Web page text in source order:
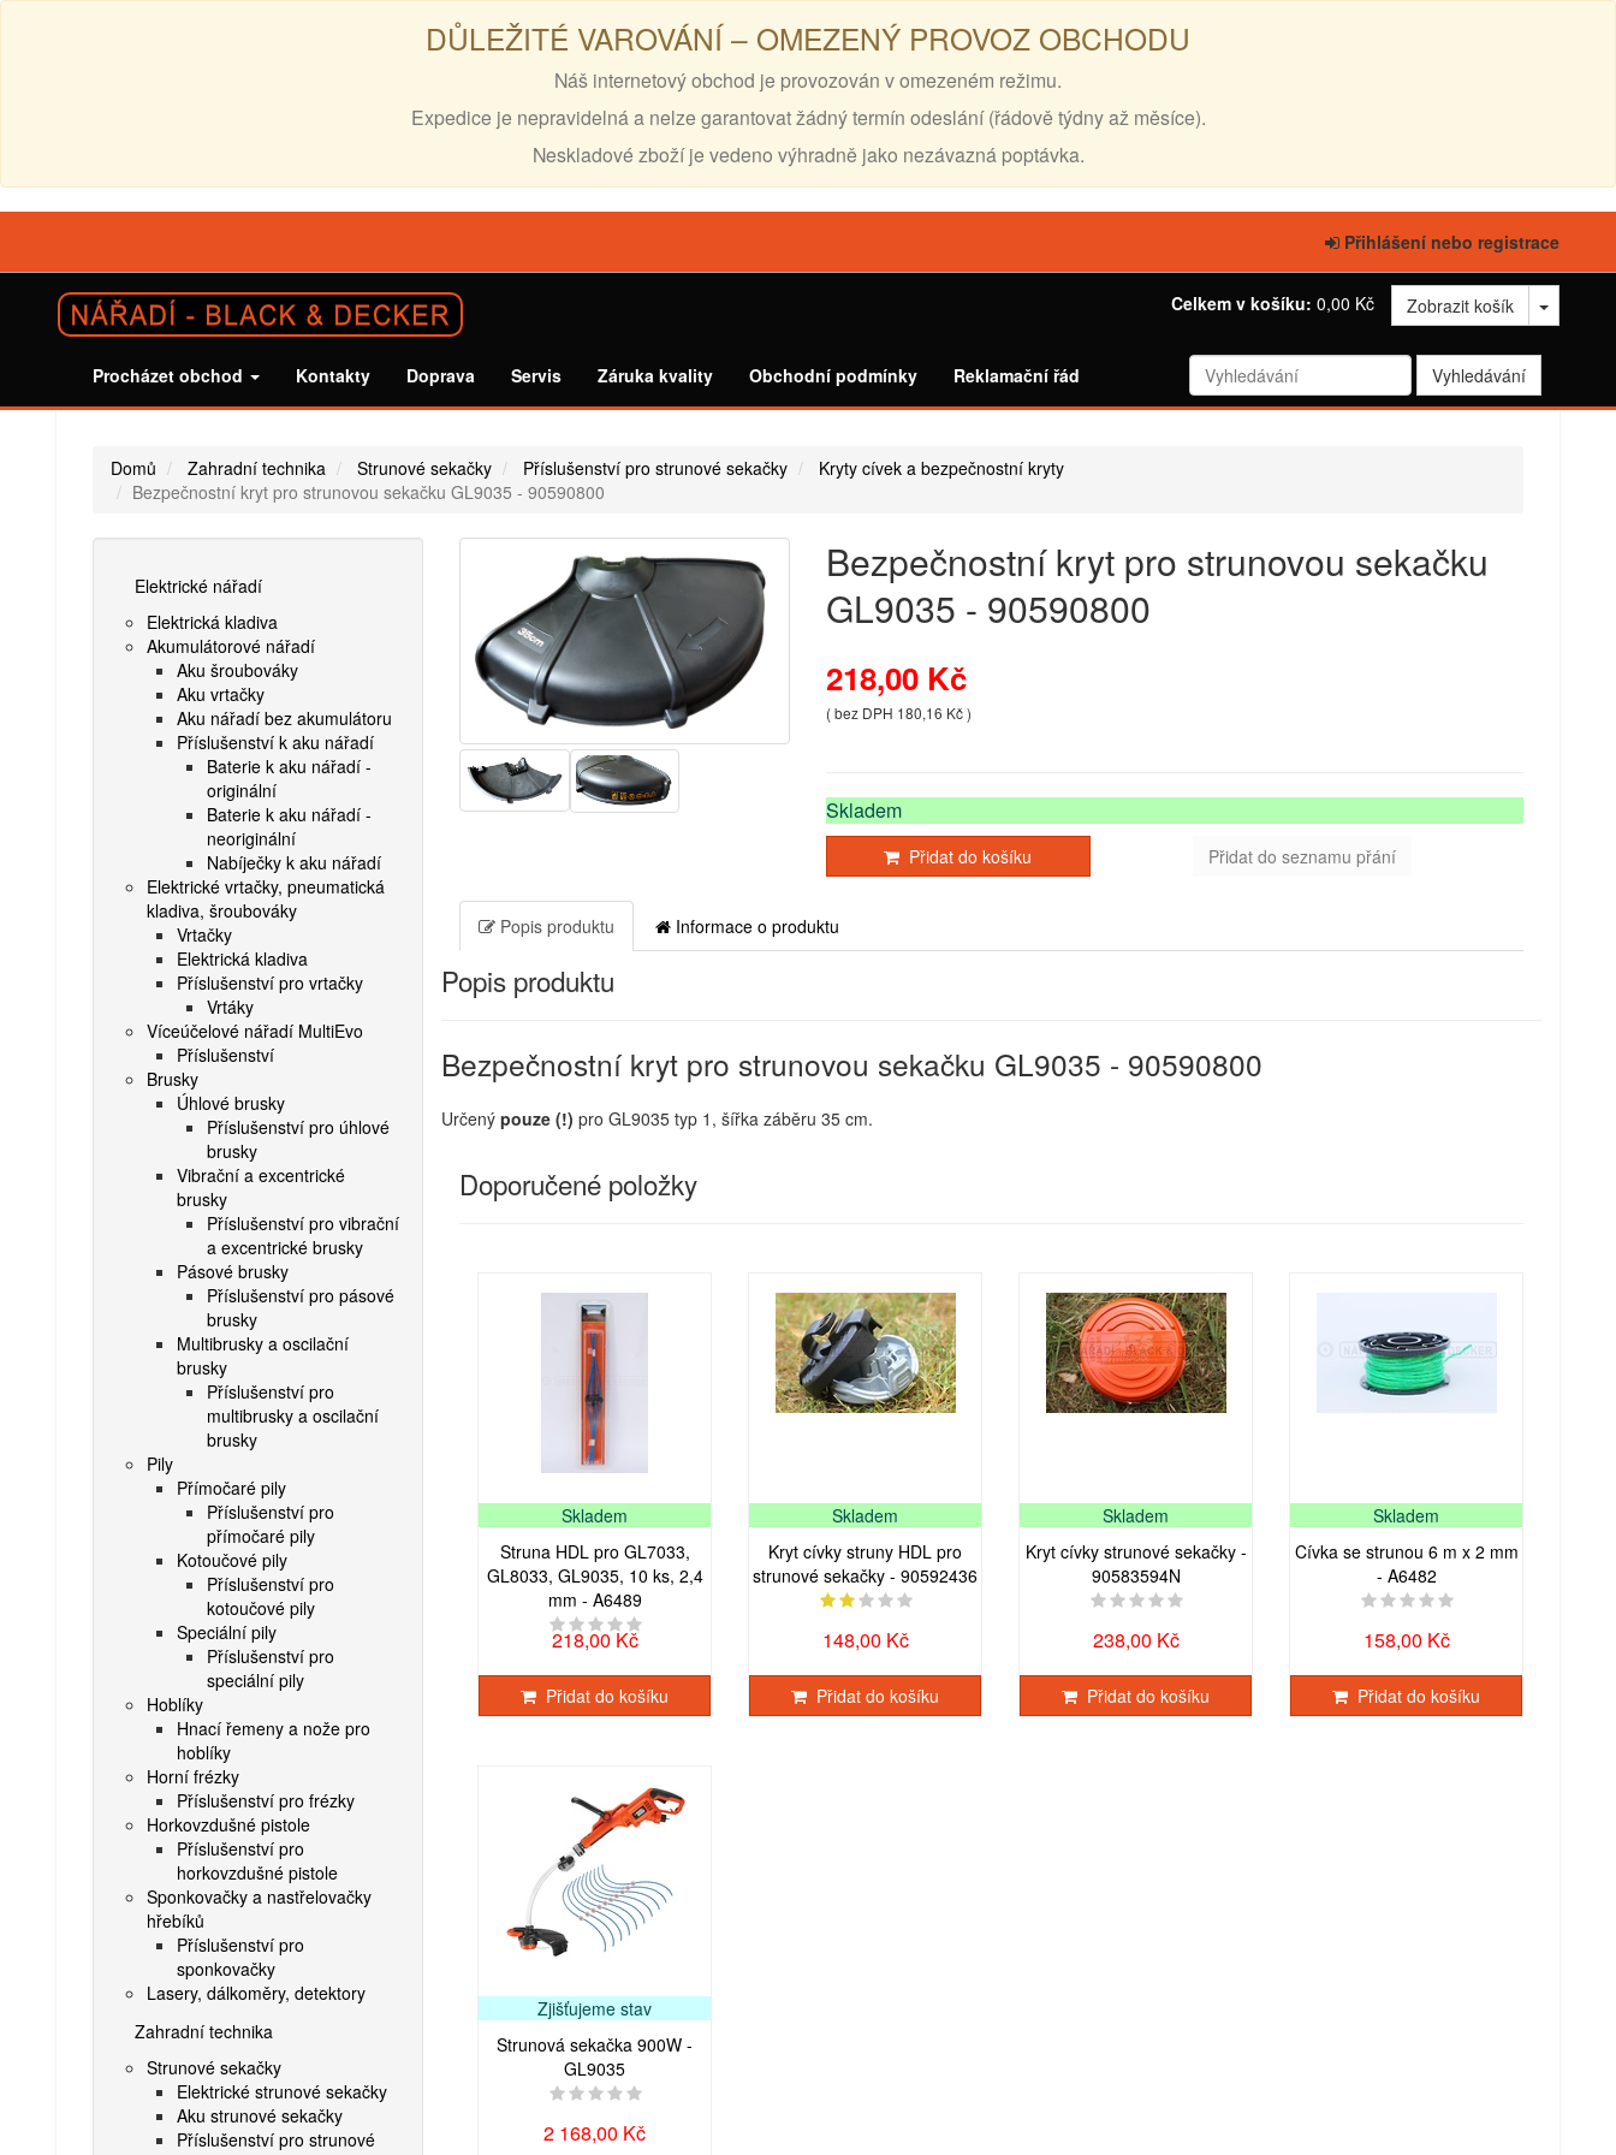
DŮLEŽITÉ VAROVÁNÍ – OMEZENÝ PROVOZ OBCHODU
Náš internetový obchod je provozován v omezeném režimu.
Expedice je nepravidelná a nelze garantovat žádný termín odeslání (řádově týdny až měsíce).
Neskladové zboží je vedeno výhradně jako nezávazná poptávka.
Přihlášení nebo registrace
Celkem v košíku: 0,00 Kč Zobrazit košík
Procházet obchod Kontakty Doprava Servis Záruka kvality Obchodní podmínky Reklamační řád
Domů Zahradní technika Strunové sekačky Příslušenství pro strunové sekačky
Kryty cívek a bezpečnostní kryty
Bezpečnostní kryt pro strunovou sekačku GL9035 - 90590800
Elektrické nářadí
Elektrická kladiva
Akumulátorové nářadí
Aku šroubováky
Aku vrtačky
Aku nářadí bez akumulátoru
Příslušenství k aku nářadí
Baterie k aku nářadí -
originální
Baterie k aku nářadí -
neoriginální
Nabíječky k aku nářadí
Elektrické vrtačky, pneumatická
kladiva, šroubováky
Vrtačky
Elektrická kladiva
Příslušenství pro vrtačky
Vrtáky
Víceúčelové nářadí MultiEvo
Příslušenství
Brusky
Úhlové brusky
Příslušenství pro úhlové
brusky
Vibrační a excentrické
brusky
Příslušenství pro vibrační
a excentrické brusky
Pásové brusky
Příslušenství pro pásové
brusky
Multibrusky a oscilační
brusky
Příslušenství pro
multibrusky a oscilační
brusky
Pily
Přímočaré pily
Příslušenství pro
přímočaré pily
Kotoučové pily
Příslušenství pro
kotoučové pily
Speciální pily
Příslušenství pro
speciální pily
Hoblíky
Hnací řemeny a nože pro
hoblíky
Horní frézky
Příslušenství pro frézky
Horkovzdušné pistole
Příslušenství pro
horkovzdušné pistole
Sponkovačky a nastřelovačky
hřebíků
Příslušenství pro
sponkovačky
Lasery, dálkoměry, detektory
Zahradní technika
Strunové sekačky
Elektrické strunové sekačky
Aku strunové sekačky
Příslušenství pro strunové
Bezpečnostní kryt pro strunovou sekačku
GL9035 - 90590800
218,00 Kč
( bez DPH 180,16 Kč )
Skladem
Přidat do košíku Přidat do seznamu přání
Popis produktu Informace o produktu
Popis produktu
Bezpečnostní kryt pro strunovou sekačku GL9035 - 90590800
Určený pouze (!) pro GL9035 typ 1, šířka záběru 35 cm.
Doporučené položky
Skladem
Struna HDL pro GL7033,
GL8033, GL9035, 10 ks, 2,4
mm - A6489
218,00 Kč
Přidat do košíku
Skladem
Kryt cívky struny HDL pro
strunové sekačky - 90592436
148,00 Kč
Přidat do košíku
Skladem
Kryt cívky strunové sekačky -
90583594N
238,00 Kč
Přidat do košíku
Skladem
Cívka se strunou 6 m x 2 mm
- A6482
158,00 Kč
Přidat do košíku
Zjišťujeme stav
Strunová sekačka 900W -
GL9035
2 168,00 Kč